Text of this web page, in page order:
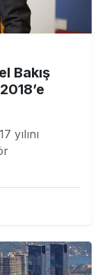
Bakış
yılını